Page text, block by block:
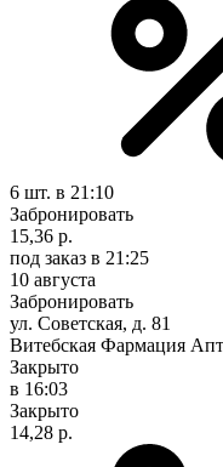
6 шт. в 21:10
Забронировать
15,36 р.
под заказ в 21:25
10 августа
Забронировать
ул. Советская, д. 81
Витебская Фармация
Закрыто
в 16:03
Закрыто
14,28 р.